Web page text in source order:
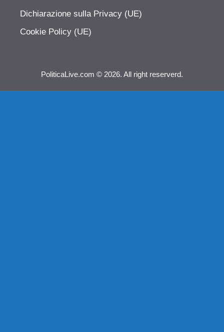
Dichiarazione sulla Privacy (UE)
Cookie Policy (UE)
PoliticaLive.com © 2026. All right reserverd.